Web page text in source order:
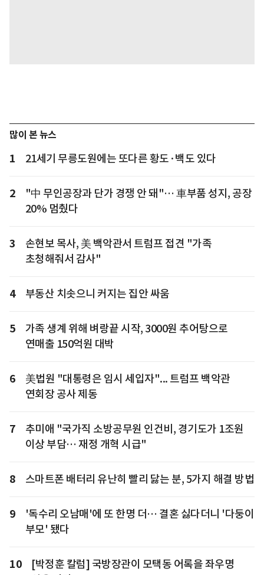
많이 본 뉴스
1 21세기 무릉도원에는 또다른 황도·백도 있다
2
"中 무인공장과 단가 경쟁 안 돼"… 車부품 성지, 공장
20% 멈췄다
3
손현보 목사, 美 백악관서 트럼프 접견 "가족
초청해줘서 감사"
4 부동산 치솟으니 커지는 집안 싸움
5
가족 생계 위해 벼랑끝 시작, 3000원 추어탕으로
연매출 150억원 대박
6
美법원 "대통령은 임시 세입자"... 트럼프 백악관
연회장 공사 제동
7
추미애 "국가직 소방공무원 인건비, 경기도가 1조원
이상 부담… 재정 개혁 시급"
8 스마트폰 배터리 유난히 빨리 닳는 분, 5가지 해결 방법
9
'독수리 오남매'에 또 한명 더… 결혼 싫다더니 '다둥이
부모' 됐다
10
[박정훈 칼럼] 국방장관이 모택동 어록을 좌우명